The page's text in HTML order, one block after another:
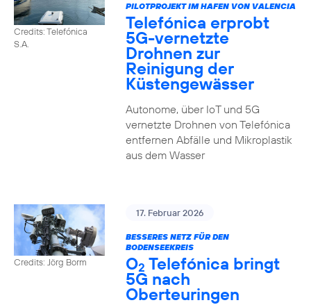
Credits: Telefónica
S.A.
PILOTPROJEKT IM HAFEN VON VALENCIA
Telefónica erprobt
5G-vernetzte
Drohnen zur
Reinigung der
Küstengewässer
Autonome, über IoT und 5G
vernetzte Drohnen von Telefónica
entfernen Abfälle und Mikroplastik
aus dem Wasser
Credits: Jörg Borm
17. Februar 2026
BESSERES NETZ FÜR DEN
BODENSEEKREIS
O2 Telefónica bringt
5G nach
Oberteuringen